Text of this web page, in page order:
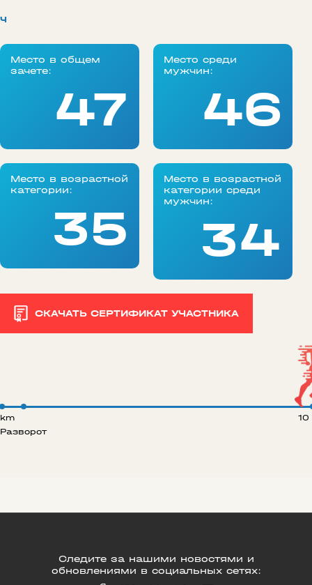
ч
Место в общем
зачете:
47
Место среди
мужчин:
46
Место в возрастной
категории:
35
Место в возрастной
категории среди
мужчин:
34
СКАЧАТЬ СЕРТИФИКАТ УЧАСТНИКА
Разворот
10
Следите за нашими новостями и
обновлениями в социальных сетях: